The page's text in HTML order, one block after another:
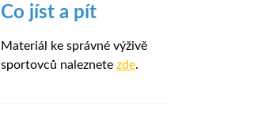
Co jíst a pít
Materiál ke správné výživě
sportovců naleznete zde.